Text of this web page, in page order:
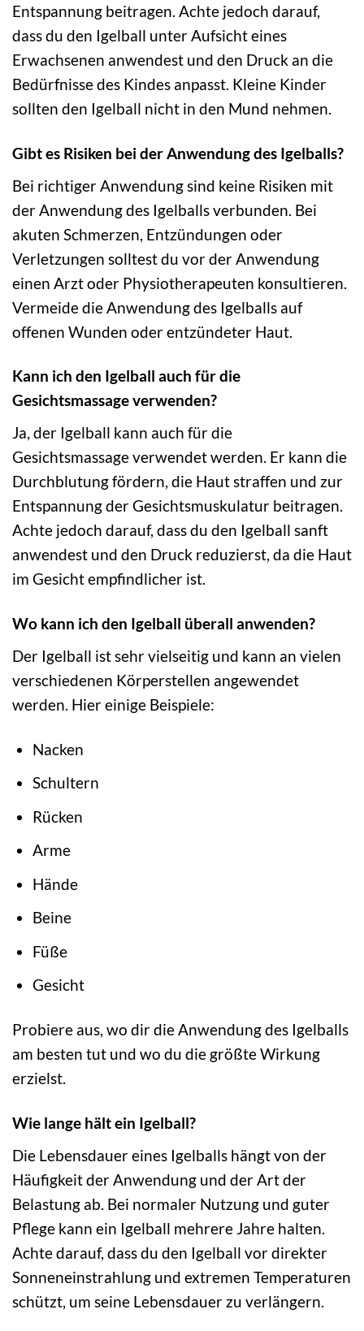
Entspannung beitragen. Achte jedoch darauf,
dass du den Igelball unter Aufsicht eines
Erwachsenen anwendest und den Druck an die
Bedürfnisse des Kindes anpasst. Kleine Kinder
sollten den Igelball nicht in den Mund nehmen.
Gibt es Risiken bei der Anwendung des Igelballs?
Bei richtiger Anwendung sind keine Risiken mit
der Anwendung des Igelballs verbunden. Bei
akuten Schmerzen, Entzündungen oder
Verletzungen solltest du vor der Anwendung
einen Arzt oder Physiotherapeuten konsultieren.
Vermeide die Anwendung des Igelballs auf
offenen Wunden oder entzündeter Haut.
Kann ich den Igelball auch für die
Gesichtsmassage verwenden?
Ja, der Igelball kann auch für die
Gesichtsmassage verwendet werden. Er kann die
Durchblutung fördern, die Haut straffen und zur
Entspannung der Gesichtsmuskulatur beitragen.
Achte jedoch darauf, dass du den Igelball sanft
anwendest und den Druck reduzierst, da die Haut
im Gesicht empfindlicher ist.
Wo kann ich den Igelball überall anwenden?
Der Igelball ist sehr vielseitig und kann an vielen
verschiedenen Körperstellen angewendet
werden. Hier einige Beispiele:
Nacken
Schultern
Rücken
Arme
Hände
Beine
Füße
Gesicht
Probiere aus, wo dir die Anwendung des Igelballs
am besten tut und wo du die größte Wirkung
erzielst.
Wie lange hält ein Igelball?
Die Lebensdauer eines Igelballs hängt von der
Häufigkeit der Anwendung und der Art der
Belastung ab. Bei normaler Nutzung und guter
Pflege kann ein Igelball mehrere Jahre halten.
Achte darauf, dass du den Igelball vor direkter
Sonneneinstrahlung und extremen Temperaturen
schützt, um seine Lebensdauer zu verlängern.